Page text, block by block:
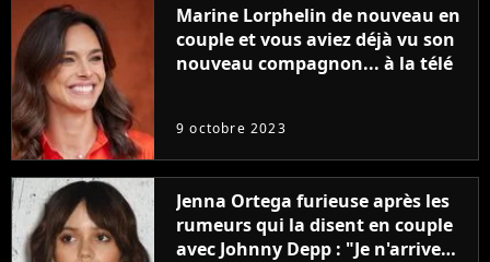
Marine Lorphelin de nouveau en
couple et vous aviez déjà vu son
nouveau compagnon... à la télé
9 octobre 2023
Jenna Ortega furieuse après les
rumeurs qui la disent en couple
avec Johnny Depp : "Je n'arrive